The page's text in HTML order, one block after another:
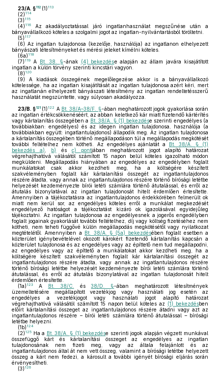
23/A. §112 (1) 113
(2) 114
(3) 115
(4) 116
Az akadályoztatással járó ingatlanhasználat megszűnése után a
bányavállalkozó köteles a szolgalmi jogot az ingatlan-nyilvántartásból töröltetni.
(5) 117
(6) Az ingatlan tulajdonosa (kezelője, használója) az ingatlanon elhelyezett
bányászati létesítményeket és mérési jeleket kímélni köteles.
(6a) 118
(7) 119 A Bt. 38. §-ának (4) bekezdése alapján az állam javára kisajátított
ingatlan a külön törvény szerinti kincstári vagyon.
(8) 120
(9) A kiadások összegének megelőlegezése akkor is a bányavállalkozó
kötelessége, ha az ingatlan kisajátítását az ingatlan tulajdonosa azért kéri, mert
az ingatlanán elhelyezett bányászati létesítmény az ingatlan rendeltetésszerű
használatát megszüntette, vagy súlyosan akadályozza.
23/B. §121 (1) 122 A Bt. 38/A–38/F. §-ában meghatározott jogok gyakorlása során
az ingatlan értékcsökkenéséért, az abban keletkező kár miatt fizetendő kártérítés
vagy kártalanítás összegében a Bt. 38/A. § (1) bekezdése szerinti engedélyes (a
továbbiakban: engedélyes) és az idegen ingatlan tulajdonosa, használója (a
továbbiakban együtt: ingatlantulajdonos) állapodik meg. Az ingatlan tulajdonosa
a kártalanítás összegében történő megállapodáson túl a megállapodás megkötését
további feltételhez nem kötheti. Az engedélyes ajánlatát a Bt. 38/A. § (1)
bekezdés a)
b) és c) pontjában meghatározott jogot alapító határozat
végrehajthatóvá válásától számított 15 napon belül köteles igazolható módon
megküldeni. Megállapodás hiányában az engedélyes az engedélyben foglalt
munkálatokat csak akkor kezdheti meg, ha a költségére készített
szakvéleményben foglalt kár kártalanítási összegét az ingatlantulajdonos
részére átadta, vagy annak az ingatlantulajdonos részére történő bírósági letétbe
helyezését kezdeményezte bírói letéti számlára történő átutalással, és erről az
átutalás bizonylatával az ingatlan tulajdonosát hitelt érdemlően értesítette.
Amennyiben a tájékoztatásra az ingatlantulajdonos érdekkörében felmerült ok
miatt nem kerül sor, az engedélyes köteles erről a munkálat megkezdését
engedélyező hatóságot a tájékoztatást kizáró ok igazolásával egyidejűleg
tájékoztatni. Az ingatlan tulajdonosa az engedélyesnek a jogerős engedélyben
foglalt jogainak gyakorlását további feltételhez, díj vagy költség fizetéséhez nem
kötheti, nem teheti függővé külön megállapodás megkötésétől vagy nyilatkozat
megtételétől. Amennyiben a Bt. 38/A. § (5a) bekezdésében foglalt esetben a
közterület igénybevételével okozott károkért fizetendő kártalanítás kapcsán a
közterület tulajdonosa és az engedélyes vagy az építtető nem tud megállapodni,
az engedélyes vagy az építtető a munkálatokat akkor kezdheti meg, ha a
költségére készített szakvéleményben foglalt kár kártalanítási összegét az
ingatlantulajdonos részére átadta, vagy annak az ingatlantulajdonos részére
történő bírósági letétbe helyezését kezdeményezte bírói letéti számlára történő
átutalással, és erről az átutalás bizonylatával az ingatlan tulajdonosát hitelt
érdemlően értesítette.
(1a) 123 A Bt. 38/C. és38/D. §-ában meghatározott létesítmények
üzemeltetésére megállapított vezetékjog vagy használati jog esetén az
engedélyes a vezetékjogot vagy használati jogot alapító határozat
végrehajthatóvá válásától számított 15 napon belül köteles az (1) bekezdésben
előírt kártalanítási összeget az ingatlantulajdonos részére átadni vagy azt az
ingatlantulajdonos részére – bírói letéti számlára történő átutalással – bírósági
letétbe helyezni.
(1b) 124
(2) 125 Ha a Bt. 38/A. § (1) bekezdése szerinti jogok alapján végzett munkával
összefüggő kárt és kártalanítási összeget az engedélyes az ingatlan
tulajdonosának nem fizeti meg, vagy az általa felajánlott és az
ingatlantulajdonos által át nem vett összeg, valamint a bírósági letétbe helyezett
összeg a kárt nem fedezi, a károsult a további igényét bírósági eljárás során
érvényesítheti.
(3) 126